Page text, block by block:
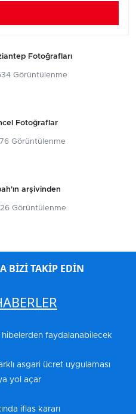
Fotoğrafları
Görüntülenme
Fotoğraflar
Görüntülenme
arşivinden
Görüntülenme
BİZİ TAKİP EDİN
faydalanabilecek
asgari ücret uygulaması
yol açar
iflas kararı